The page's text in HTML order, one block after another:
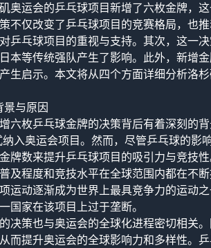
奥运会的乒乓球项目新增了六枚金牌，
不仅改变了乒乓球项目的竞赛格局，也
乒乓球项目的重视与支持。其次，这一
本等传统强队产生了影响。此外，新增
生启示。本文将从四个方面详细分析洛
景与原因
六枚乒乓球金牌的决策背后有着深刻的
入奥运会项目。然而，尽管乒乓球的影
牌数来提升乒乓球项目的吸引力与竞技性
及程度和竞技水平在全球范围内都在不
运动逐渐成为世界上最具竞争力的运动
国家在该项目上过于垄断。
决策也与奥运会的全球化进程密切相关
而提升奥运会的全球影响力和多样性。